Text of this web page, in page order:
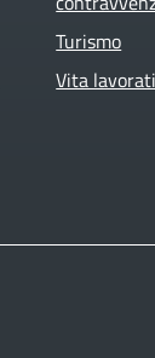
Turismo
Vita